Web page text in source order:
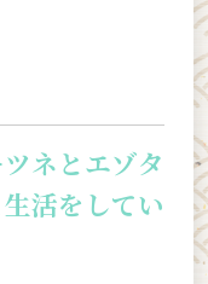
ネとエゾタ
活をしてい